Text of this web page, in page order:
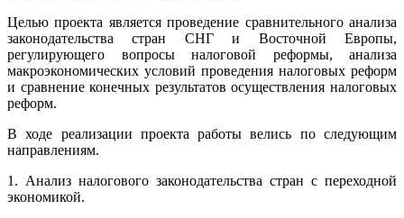
Целью проекта является проведение сравнительного анализа
законодательства стран СНГ и Восточной Европы,
регулирующего вопросы налоговой реформы, анализа
макроэкономических условий проведения налоговых реформ
и сравнение конечных результатов осуществления налоговых
реформ.
В ходе реализации проекта работы велись по следующим
направлениям.
1. Анализ налогового законодательства стран с переходной
экономикой.